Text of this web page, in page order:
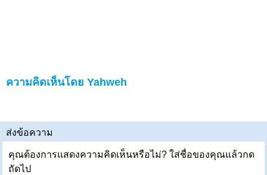
ความคิดเห็นโดย Yahweh
ส่งข้อความ
คุณต้องการแสดงความคิดเห็นหรือไม่? ใส่ชื่อของคุณแล้วกด
ถัดไป